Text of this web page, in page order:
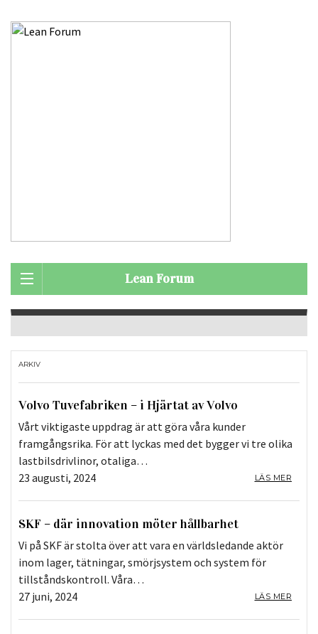
Lean Forum
ARKIV
Volvo Tuvefabriken – i Hjärtat av Volvo
Vårt viktigaste uppdrag är att göra våra kunder
framgångsrika. För att lyckas med det bygger vi tre olika
lastbilsdrivlinor, otaliga…
23 augusti, 2024
LÄS MER
SKF – där innovation möter hållbarhet
Vi på SKF är stolta över att vara en världsledande aktör
inom lager, tätningar, smörjsystem och system för
tillståndskontroll. Våra…
27 juni, 2024
LÄS MER